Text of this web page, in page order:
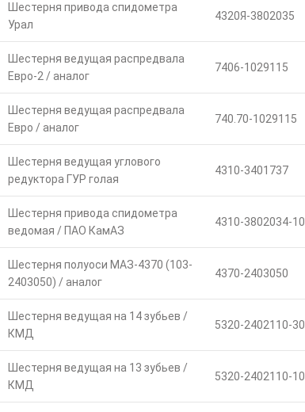
Шестерня привода спидометра
Урал
4320Я-3802035
Шестерня ведущая распредвала
Евро-2 / аналог
7406-1029115
Шестерня ведущая распредвала
Евро / аналог
740.70-1029115
Шестерня ведущая углового
редуктора ГУР голая
4310-3401737
Шестерня привода спидометра
ведомая / ПАО КамАЗ
4310-3802034-10
Шестерня полуоси МАЗ-4370 (103-
2403050) / аналог
4370-2403050
Шестерня ведущая на 14 зубьев /
КМД
5320-2402110-30
Шестерня ведущая на 13 зубьев /
КМД
5320-2402110-10